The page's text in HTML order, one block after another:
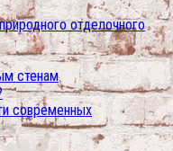
отделочного
стенам
современных